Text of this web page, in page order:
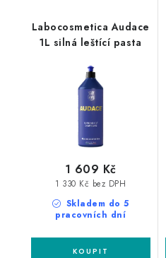
Labocosmetica Audace
1L silná leštící pasta
Skladem do 5
pracovních dní
1 330 Kč bez DPH
1 609 Kč